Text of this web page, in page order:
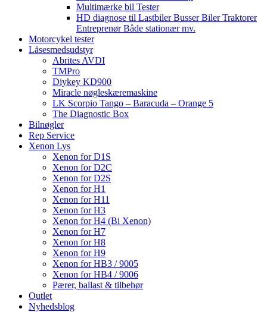
Multimærke bil Tester
HD diagnose til Lastbiler Busser Biler Traktorer
Entreprenør Både stationær mv.
Motorcykel tester
Låsesmedsudstyr
Abrites AVDI
TMPro
Diykey KD900
Miracle nøgleskæremaskine
LK Scorpio Tango – Baracuda – Orange 5
The Diagnostic Box
Bilnøgler
Rep Service
Xenon Lys
Xenon for D1S
Xenon for D2C
Xenon for D2S
Xenon for H1
Xenon for H11
Xenon for H3
Xenon for H4 (Bi Xenon)
Xenon for H7
Xenon for H8
Xenon for H9
Xenon for HB3 / 9005
Xenon for HB4 / 9006
Pærer, ballast & tilbehør
Outlet
Nyhedsblog